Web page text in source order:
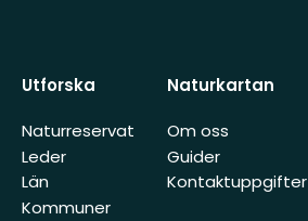
Utforska
Naturreservat
Leder
Län
Kommuner
Naturkartan
Om oss
Guider
Kontaktuppgifter